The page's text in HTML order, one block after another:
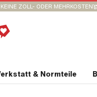
KEINE ZOLL- ODER MEHRKOSTEN
& Normteile